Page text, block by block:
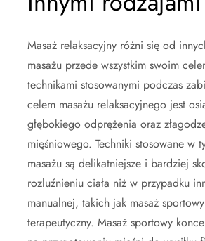
Masaż relaksacyjny różni się od
masażu przede wszystkim swoim
technikami stosowanymi podczas
celem masażu relaksacyjnego jest
głębokiego odprężenia oraz
mięśniowego. Techniki stosowane w
masażu są delikatniejsze i bardziej
rozluźnieniu ciała niż w przypadku
manualnej, takich jak masaż
terapeutyczny. Masaż sportowy